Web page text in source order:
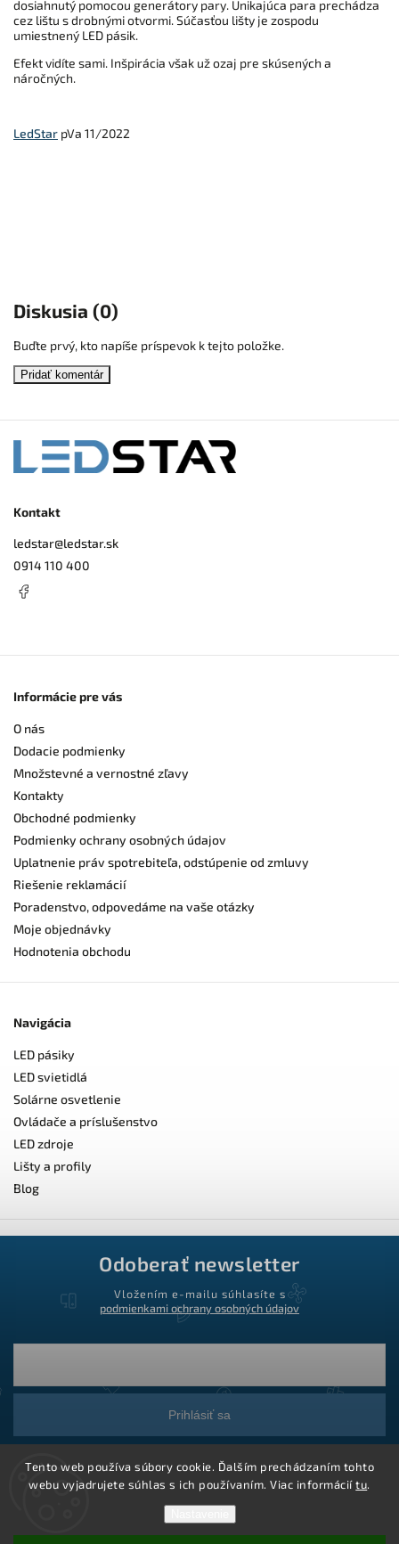
Tento web používa súbory cookie. Ďalším prechádzaním tohto
webu vyjadrujete súhlas s ich používaním. Viac informáciítu.
dosiahnutý pomocou generátory pary. Unikajúca para prechádza
cez lištu s drobnými otvormi. Súčasťou lišty je zospodu
umiestnený LED pásik.
Efekt vidíte sami. Inšpirácia však už ozaj pre skúsených a
náročných.
LedStar pVa 11/2022
Diskusia (0)
Buďte prvý, kto napíše príspevok k tejto položke.
Pridať komentár
Kontakt
ledstar@ledstar.sk
0914 110 400
Informácie pre vás
O nás
Dodacie podmienky
Množstevné a vernostné zľavy
Kontakty
Obchodné podmienky
Podmienky ochrany osobných údajov
Uplatnenie práv spotrebiteľa, odstúpenie od zmluvy
Riešenie reklamácií
Poradenstvo, odpovedáme na vaše otázky
Moje objednávky
Hodnotenia obchodu
Navigácia
LED pásiky
LED svietidlá
Solárne osvetlenie
Ovládače a príslušenstvo
LED zdroje
Lišty a profily
Blog
Odoberať newsletter
Vložením e-mailu súhlasíte s
podmienkami ochrany osobných údajov
Prihlásiť sa